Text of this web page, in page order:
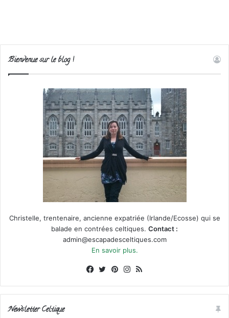
Bienvenue sur le blog !
Christelle, trentenaire, ancienne expatriée (Irlande/Ecosse) qui se
balade en contrées celtiques. Contact :
admin@escapadesceltiques.com
En savoir plus.
Facebook
X PinterestInstagram
Newsletter Celtique